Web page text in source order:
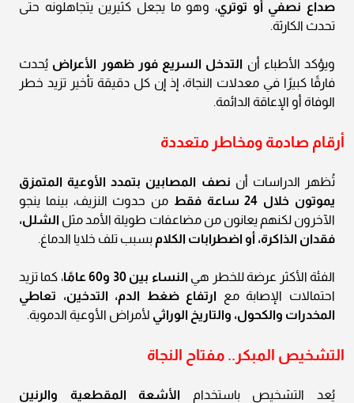
صداع نصفي أو توتري، وهو ما يجعل كثيرين يتجاهلونه حتى
تحدث الكارثة.
ويؤكد الأطباء أن التدخل السريع فور ظهور الأعراض يُحدث
فارقًا كبيرًا في معدلات النجاة، إذ إن كل دقيقة تأخير تزيد خطر
الوفاة أو الإعاقة الدائمة.
أرقام صادمة ومخاطر متعددة
تُظهر الدراسات أن نصف المصابين بتمدد الأوعية المتمزق
يموتون خلال 24 ساعة فقط
من حدوث النزيف، بينما ينجو
الآخرون لكنهم يعانون من مضاعفات طويلة الأمد مثل الشلل،
فقدان الذاكرة، أو اضطرابات الكلام بسبب تلف خلايا الدماغ.
الفئة الأكثر عرضة للخطر هي النساء بين 30 و60 عامًا
، كما تزيد
احتمالات الإصابة مع ارتفاع ضغط الدم، التدخين، تعاطي
المخدرات والكحول، والتاريخ الوراثي لأمراض الأوعية الدموية.
التشخيص المبكر.. مفتاح النجاة
يُعد التشخيص باستخدام الأشعة المقطعية والرنين